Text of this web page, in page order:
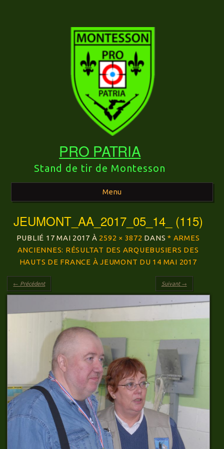
PRO PATRIA
Stand de tir de Montesson
Menu
Aller au contenu principal
JEUMONT_AA_2017_05_14_ (115)
PUBLIÉ 17 MAI 2017 À 2592 × 3872 DANS* ARMES
ANCIENNES: RÉSULTAT DES ARQUEBUSIERS DES
HAUTS DE FRANCE À JEUMONT DU 14 MAI 2017
← Précédent Suivant →